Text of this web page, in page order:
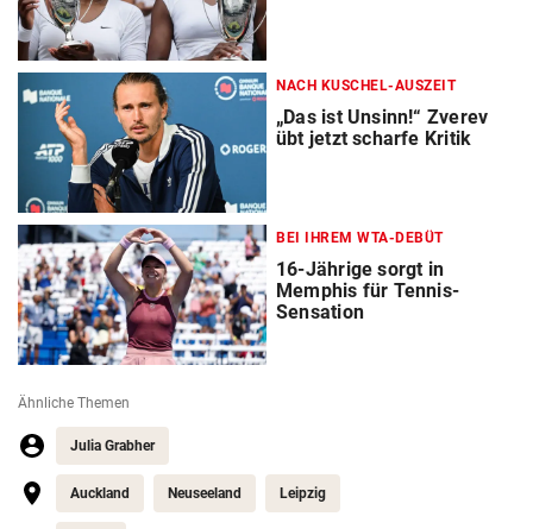
NACH KUSCHEL-AUSZEIT
„Das ist Unsinn!“ Zverev
übt jetzt scharfe Kritik
BEI IHREM WTA-DEBÜT
16-Jährige sorgt in
Memphis für Tennis-
Sensation
Ähnliche Themen
Julia Grabher
Auckland Neuseeland Leipzig